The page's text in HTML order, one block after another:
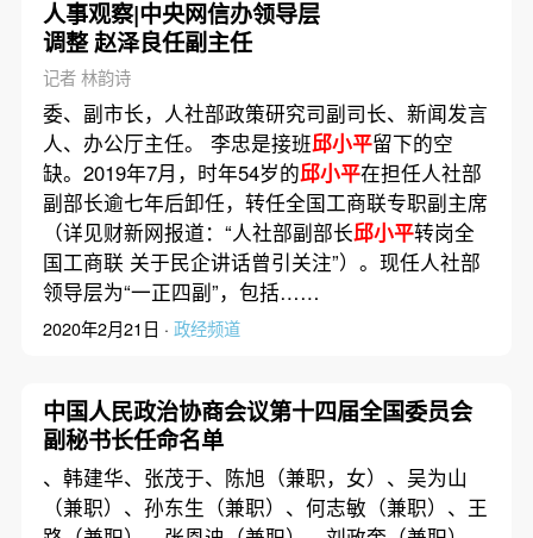
人事观察|中央网信办领导层
调整 赵泽良任副主任
记者 林韵诗
委、副市长，人社部政策研究司副司长、新闻发言
人、办公厅主任。 李忠是接班邱小平留下的空
缺。2019年7月，时年54岁的邱小平在担任人社部
副部长逾七年后卸任，转任全国工商联专职副主席
（详见财新网报道：“人社部副部长邱小平转岗全
国工商联 关于民企讲话曾引关注”）。现任人社部
领导层为“一正四副”，包括……
2020年2月21日 · 政经频道
中国人民政治协商会议第十四届全国委员会
副秘书长任命名单
、韩建华、张茂于、陈旭（兼职，女）、吴为山
（兼职）、孙东生（兼职）、何志敏（兼职）、王